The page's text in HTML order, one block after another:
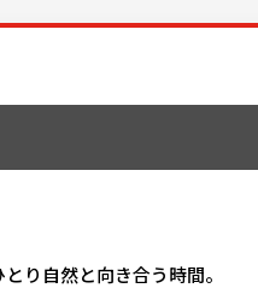
り自然と向き合う時間。